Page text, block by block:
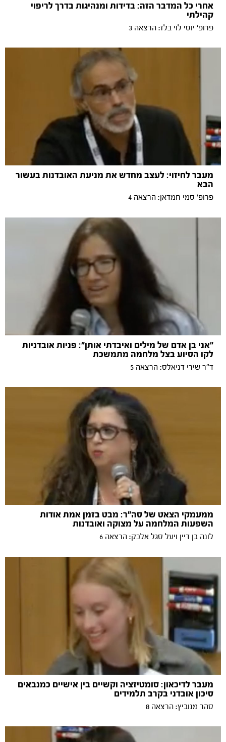
אחרי כל המדבר הזה: בדידות ומנהיגות בדרך לריפוי
קהילתי
פרופ׳ יוסי לוי בלז: הרצאה 3
מעבר לחיזוי: לעצב מחדש את מניעת האובדנות בעשור
הבא
פרופ׳ סמי חמדאן: הרצאה 4
"אני בן אדם של מילים ואיבדתי אותן": פניות אובדניות
לקו הסיוע בצל מלחמה מתמשכת
ד"ר שירי דניאלס: הרצאה 5
ממעמקי הצאט של סה"ר: מבט בזמן אמת אודות
השפעות המלחמה על מצוקה ואובדנות
לונה בן דיין ויעל סגל אלבק: הרצאה 6
מעבר לדיכאון: סומטיזציה וקשיים בין אישיים כמנבאים
סיכון אובדני בקרב תלמידים
סהר מנוביץ: הרצאה 8